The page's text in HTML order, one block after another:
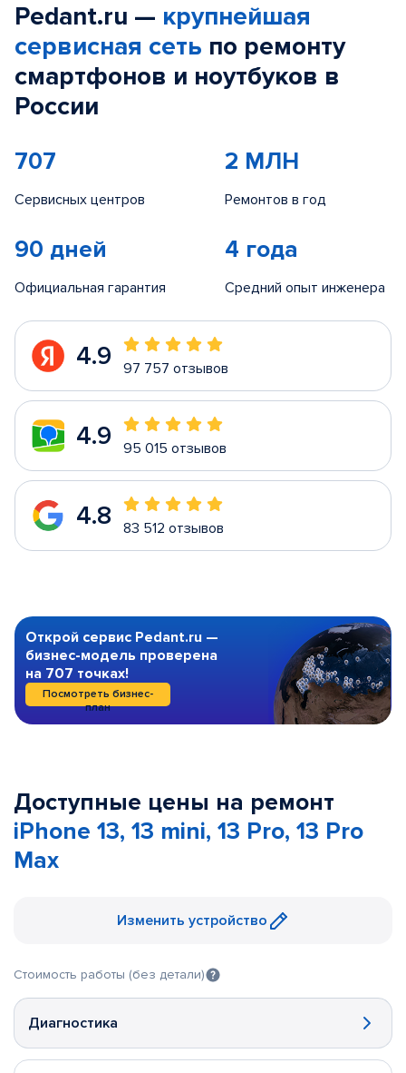
Pedant.ru — крупнейшая
сервисная сеть по ремонту
смартфонов и ноутбуков в
России
707
Сервисных центров
2 МЛН
Ремонтов в год
90 дней
Официальная гарантия
4 года
Средний опыт инженера
4.9 97 757 отзывов
4.9 95 015 отзывов
4.8 83 512 отзывов
Открой сервис Pedant.ru —
бизнес-модель проверена
на 707 точках!
Посмотреть бизнес-
план
Доступные цены на ремонт
iPhone 13, 13 mini, 13 Pro, 13 Pro
Max
Изменить устройство
Стоимость работы (без детали)
Диагностика